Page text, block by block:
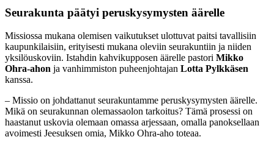
Seurakunta päätyi peruskysymysten äärelle
Missiossa mukana olemisen vaikutukset ulottuvat paitsi tavallisiin
kaupunkilaisiin, erityisesti mukana oleviin seurakuntiin ja niiden
yksilöuskoviin. Istahdin kahvikupposen äärelle pastori Mikko
Ohra-ahon ja vanhimmiston puheenjohtajan Lotta Pylkkäsen
kanssa.
– Missio on johdattanut seurakuntamme peruskysymysten äärelle.
Mikä on seurakunnan olemassaolon tarkoitus? Tämä prosessi on
haastanut uskovia olemaan omassa arjessaan, omalla panoksellaan
avoimesti Jeesuksen omia, Mikko Ohra-aho toteaa.